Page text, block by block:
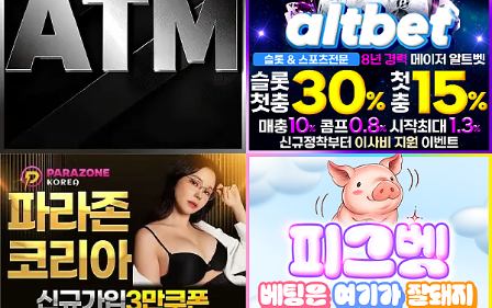
등록일 등록일
등록일 등록일